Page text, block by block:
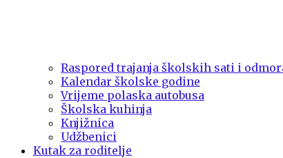
Raspored trajanja školskih sati i
Kalendar školske godine
Vrijeme polaska autobusa
Školska kuhinja
Knjižnica
Udžbenici
Kutak za roditelje